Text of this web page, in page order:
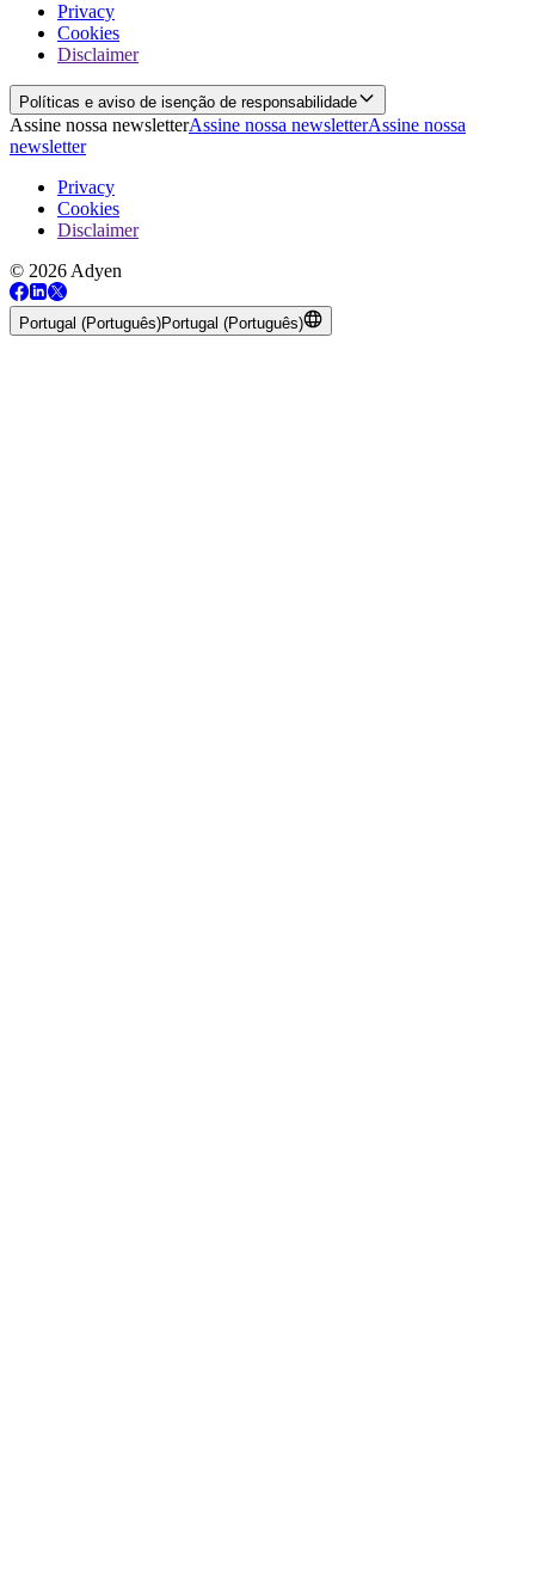
Privacy
Cookies
Disclaimer
Políticas e aviso de isenção de responsabilidade
Assine nossa newsletterAssine nossa newsletterAssine nossa
newsletter
Privacy
Cookies
Disclaimer
© 2026 Adyen
Portugal (Português)Portugal (Português)